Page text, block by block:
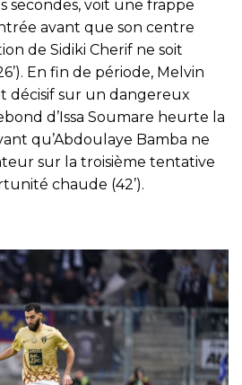
secondes, voit une frappe
avant que son centre
de Sidiki Cherif ne soit
En fin de période, Melvin
décisif sur un dangereux
d’Issa Soumare heurte la
qu’Abdoulaye Bamba ne
sur la troisième tentative
chaude (42’).